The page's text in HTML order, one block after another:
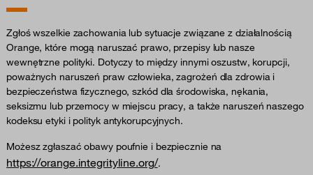
Zgłoś wszelkie zachowania lub sytuacje związane z działalnością
Orange, które mogą naruszać prawo, przepisy lub nasze
wewnętrzne polityki. Dotyczy to między innymi oszustw, korupcji,
poważnych naruszeń praw człowieka, zagrożeń dla zdrowia i
bezpieczeństwa fizycznego, szkód dla środowiska, nękania,
seksizmu lub przemocy w miejscu pracy, a także naruszeń naszego
kodeksu etyki i polityk antykorupcyjnych.
Możesz zgłaszać obawy poufnie i bezpiecznie na
https://orange.integrityline.org/.